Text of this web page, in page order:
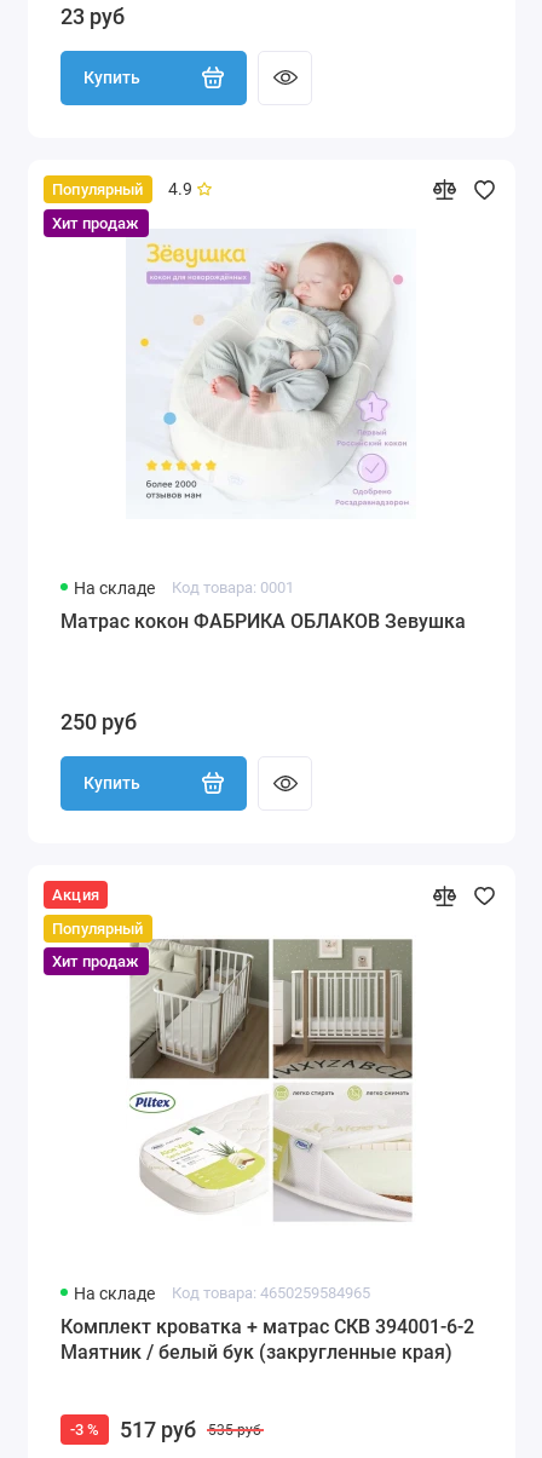
23 руб
Купить
Популярный
Хит продаж
4.9
На складе Код товара: 0001
Матрас кокон ФАБРИКА ОБЛАКОВ Зевушка
250 руб
Купить
Акция
Популярный
Хит продаж
На складе Код товара: 4650259584965
Комплект кроватка + матрас СКВ 394001-6-2
Маятник / белый бук (закругленные края)
-3 % 517 руб 535 руб